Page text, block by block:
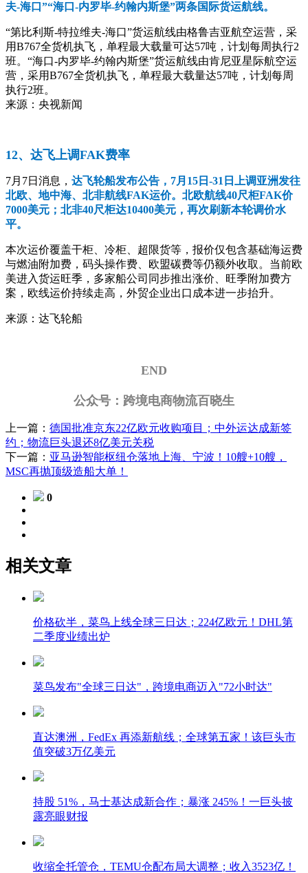
夫-海口”“海口-内罗毕-约翰内斯堡”两条国际货运航线。
“第比利斯-特拉维夫-海口”货运航线由格鲁吉亚航空运营，采
用B767全货机执飞，单程最大载量可达57吨，计划每周执行2
班。“海口-内罗毕-约翰内斯堡”货运航线由肯尼亚星际航空运
营，采用B767全货机执飞，单程最大载量达57吨，计划每周
执行2班。
来源：央视新闻
12、达飞上调FAK费率
7月7日消息， 达飞轮船发布公告，7月15日-31日上调亚洲发往
北欧、地中海、北非航线FAK运价。北欧航线40尺柜FAK价
7000美元；北非40尺柜达10400美元，再次刷新本轮调价水
平。
本次运价覆盖干柜、冷柜、超限货等，报价仅包含基础海运费
与燃油附加费，码头操作费、欧盟碳费等仍额外收取。当前欧
美进入货运旺季，多家船公司同步推出涨价、旺季附加费方
案，欧线运价持续走高，外贸企业出口成本进一步抬升。
来源：达飞轮船
END
公众号：跨境电商物流百晓生
上一篇： 德国批准京东22亿欧元收购项目；中外运达成新签
约；物流巨头退还8亿美元关税
下一篇： 亚马逊智能枢纽仓落地上海、宁波！10艘+10艘，
MSC再抛顶级造船大单！
0
相关文章
价格砍半，菜鸟上线全球三日达；224亿欧元！DHL第
二季度业绩出炉
菜鸟发布"全球三日达"，跨境电商迈入"72小时达"
直达澳洲，FedEx 再添新航线；全球第五家！该巨头市
值突破3万亿美元
持股 51%，马士基达成新合作；暴涨 245%！一巨头披
露亮眼财报
收缩全托管仓，TEMU仓配布局大调整；收入3523亿！